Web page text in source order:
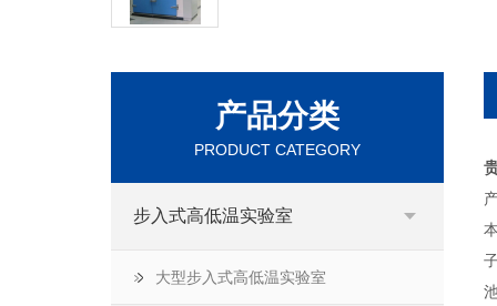
产品分类
PRODUCT CATEGORY
步入式高低温实验室
大型步入式高低温实验室